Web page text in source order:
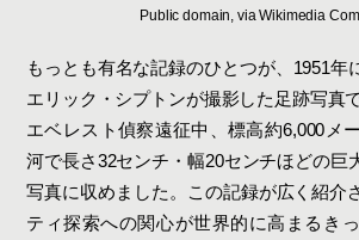
Public domain, via Wikimedia
もっとも有名な記録のひとつが、1951年
エリック・シプトンが撮影した足跡写真で
エベレスト偵察遠征中、標高約6,000メ
河で長さ32センチ・幅20センチほどの巨
写真に収めました。この記録が広く紹介
ティ探索への関心が世界的に高まるき